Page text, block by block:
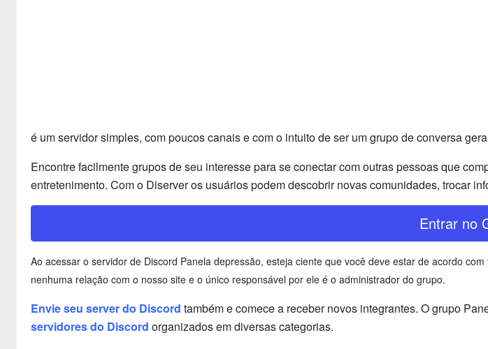
é um servidor simples, com poucos canais e com o intuito de ser um grupo de conversa
Encontre facilmente grupos de seu interesse para se conectar com outras pessoas que
entretenimento. Com o Diserver os usuários podem descobrir novas comunidades, trocar
Entrar no
Ao acessar o servidor de Discord Panela depressão, esteja ciente que você deve estar de acordo
nenhuma relação com o nosso site e o único responsável por ele é o administrador do grupo.
Envie seu server do Discord também e comece a receber novos integrantes. O grupo
servidores do Discord organizados em diversas categorias.